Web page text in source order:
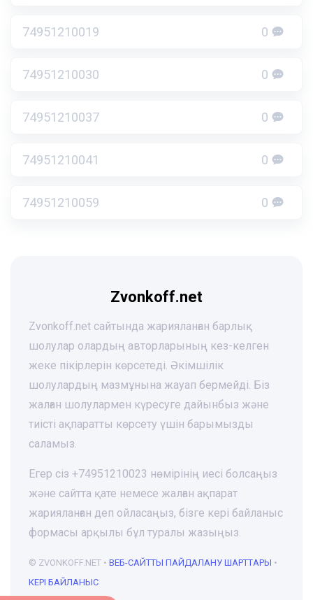
74951210019 0
74951210030 0
74951210037 0
74951210041 0
74951210059 0
Zvonkoff.net
Zvonkoff.net сайтында жарияланған барлық
шолулар олардың авторларының кез-келген
жеке пікірлерін көрсетеді. Әкімшілік
шолулардың мазмұнына жауап бермейді. Біз
жалған шолулармен күресуге дайынбыз және
тиісті ақпаратты көрсету үшін барымызды
саламыз.
Егер сіз +74951210023 нөмірінің иесі болсаңыз
және сайтта қате немесе жалған ақпарат
жарияланған деп ойласаңыз, бізге кері байланыс
формасы арқылы бұл туралы жазыңыз.
© ZVONKOFF.NET • ВЕБ-CАЙТТЫ ПАЙДАЛАНУ ШАРТТАРЫ •
КЕРІ БАЙЛАНЫС